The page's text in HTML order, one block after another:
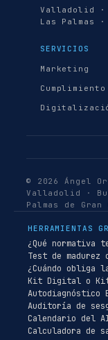
Valladolid
Las Palmas
SERVICIOS
Marketing
Cumplimiento
© 2026 Ángel
Valladolid ·
Palmas de Gran
HERRAMIENTAS
¿Qué normativa
Test de madurez
¿Cuándo obliga
Kit Digital o Kit
Autodiagnóstico
Auditoría de
Calendario del
Calculadora de